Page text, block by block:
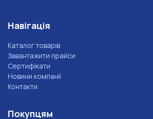
Навігація
Каталог товарів
Завантажити прайси
Сертифікати
Новини компанії
Контакти
Покупцям